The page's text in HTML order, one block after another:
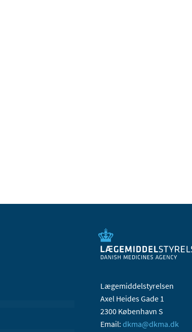
Lægemiddelstyrelsen
Axel Heides Gade 1
2300 København S
Email: dkma@dkma.dk